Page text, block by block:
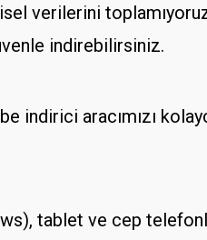
verilerini
indirebilirsiniz.
indirici aracımızı
tablet ve cep